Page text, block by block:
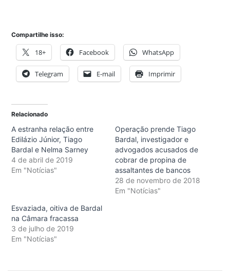
Compartilhe isso:
18+ Facebook WhatsApp
Telegram E-mail Imprimir
Relacionado
A estranha relação entre
Edilázio Júnior, Tiago
Bardal e Nelma Sarney
4 de abril de 2019
Em "Notícias"
Operação prende Tiago
Bardal, investigador e
advogados acusados de
cobrar de propina de
assaltantes de bancos
28 de novembro de 2018
Em "Notícias"
Esvaziada, oitiva de Bardal
na Câmara fracassa
3 de julho de 2019
Em "Notícias"